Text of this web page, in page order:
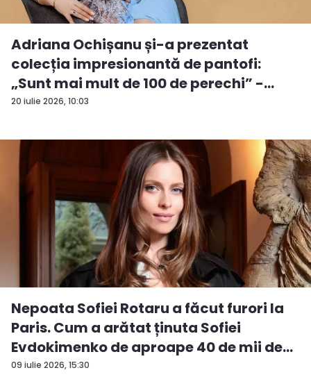
20 iulie 2026, 10:03
Adriana Ochișanu și-a prezentat
colecția impresionantă de pantofi:
„Sunt mai mult de 100 de perechi” -
VID...
09 iulie 2026, 15:30
Nepoata Sofiei Rotaru a făcut furori la
Paris. Cum a arătat ținuta Sofiei
Evdokimenko de aproape 40 de mii de
e...